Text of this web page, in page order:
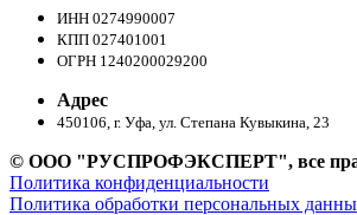
ИНН 0274990007
КПП 027401001
ОГРН 1240200029200
Адрес
450106, г. Уфа, ул. Степана Кувыкина, 23
© ООО "РУСПРОФЭКСПЕРТ", все
Политика конфиденциальности
Политика обработки персональных